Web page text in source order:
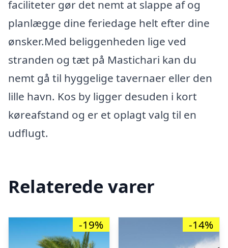
faciliteter gør det nemt at slappe af og
planlægge dine feriedage helt efter dine
ønsker.Med beliggenheden lige ved
stranden og tæt på Mastichari kan du
nemt gå til hyggelige tavernaer eller den
lille havn. Kos by ligger desuden i kort
køreafstand og er et oplagt valg til en
udflugt.
Relaterede varer
-19% -14%